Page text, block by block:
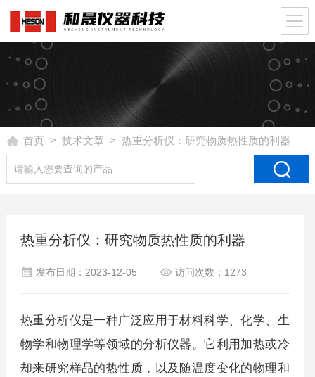
首页 > 技术文章 > 热重分析仪：研究物质热性质的利器
热重分析仪：研究物质热性质的利器
发布日期：2023-12-05 访问次数：1273
热重分析仪是一种广泛应用于材料科学、化学、生
物学和物理学等领域的分析仪器。它利用加热或冷
却来研究样品的热性质，以及随温度变化的物理和